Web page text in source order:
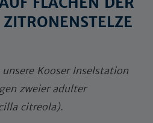
Kooser Inselstation
zweier adulter
citreola).